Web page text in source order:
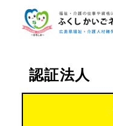
認証法人